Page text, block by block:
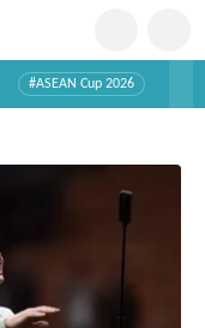
#ASEAN Cup 2026